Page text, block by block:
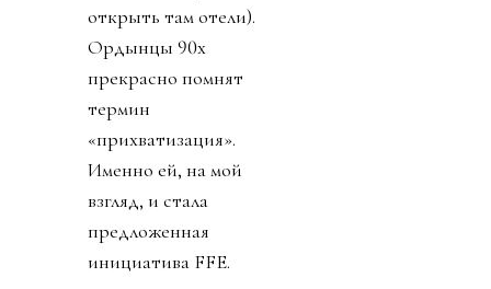
открыть там отели).
Ордынцы 90х
прекрасно помнят
термин
«прихватизация».
Именно ей, на мой
взгляд, и стала
предложенная
инициатива FFE.